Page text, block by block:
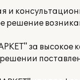
и
решение
за высокое